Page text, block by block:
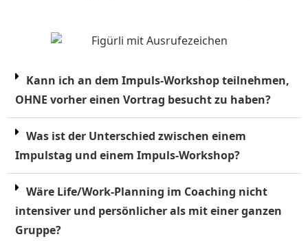
Kann ich an dem Impuls-Workshop teilnehmen,
OHNE vorher einen Vortrag besucht zu haben?
Was ist der Unterschied zwischen einem
Impulstag und einem Impuls-Workshop?
Wäre Life/Work-Planning im Coaching nicht
intensiver und persönlicher als mit einer ganzen
Gruppe?